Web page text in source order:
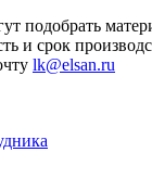
подобрать
и срок
lk@elsan.ru